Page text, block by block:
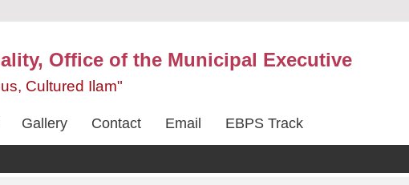
Office of the Municipal Executive
Cultured Ilam"
Gallery Contact Email EBPS Track